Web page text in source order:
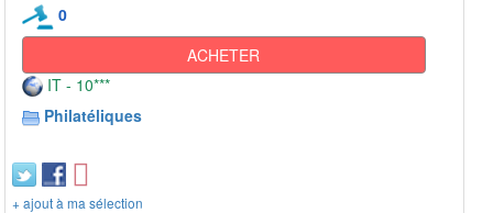
0
ACHETER
IT - 10***
Philatéliques
+ ajout à ma sélection